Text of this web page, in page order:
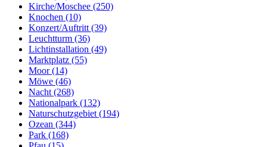
Kirche/Moschee (250)
Knochen (10)
Konzert/Auftritt (39)
Leuchtturm (36)
Lichtinstallation (49)
Marktplatz (55)
Moor (14)
Möwe (46)
Nacht (268)
Nationalpark (132)
Naturschutzgebiet (194)
Ozean (344)
Park (168)